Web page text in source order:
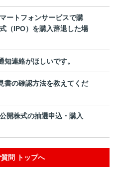
ートフォンサービスで購
（IPO）を購入辞退した場
連絡がほしいです。
書の確認方法を教えてくだ
開株式の抽選申込・購入
問 トップへ